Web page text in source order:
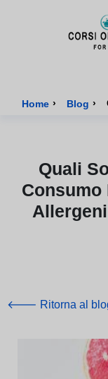
Home › Blog ›
Quali
Consumo
🡐 Ritorna al